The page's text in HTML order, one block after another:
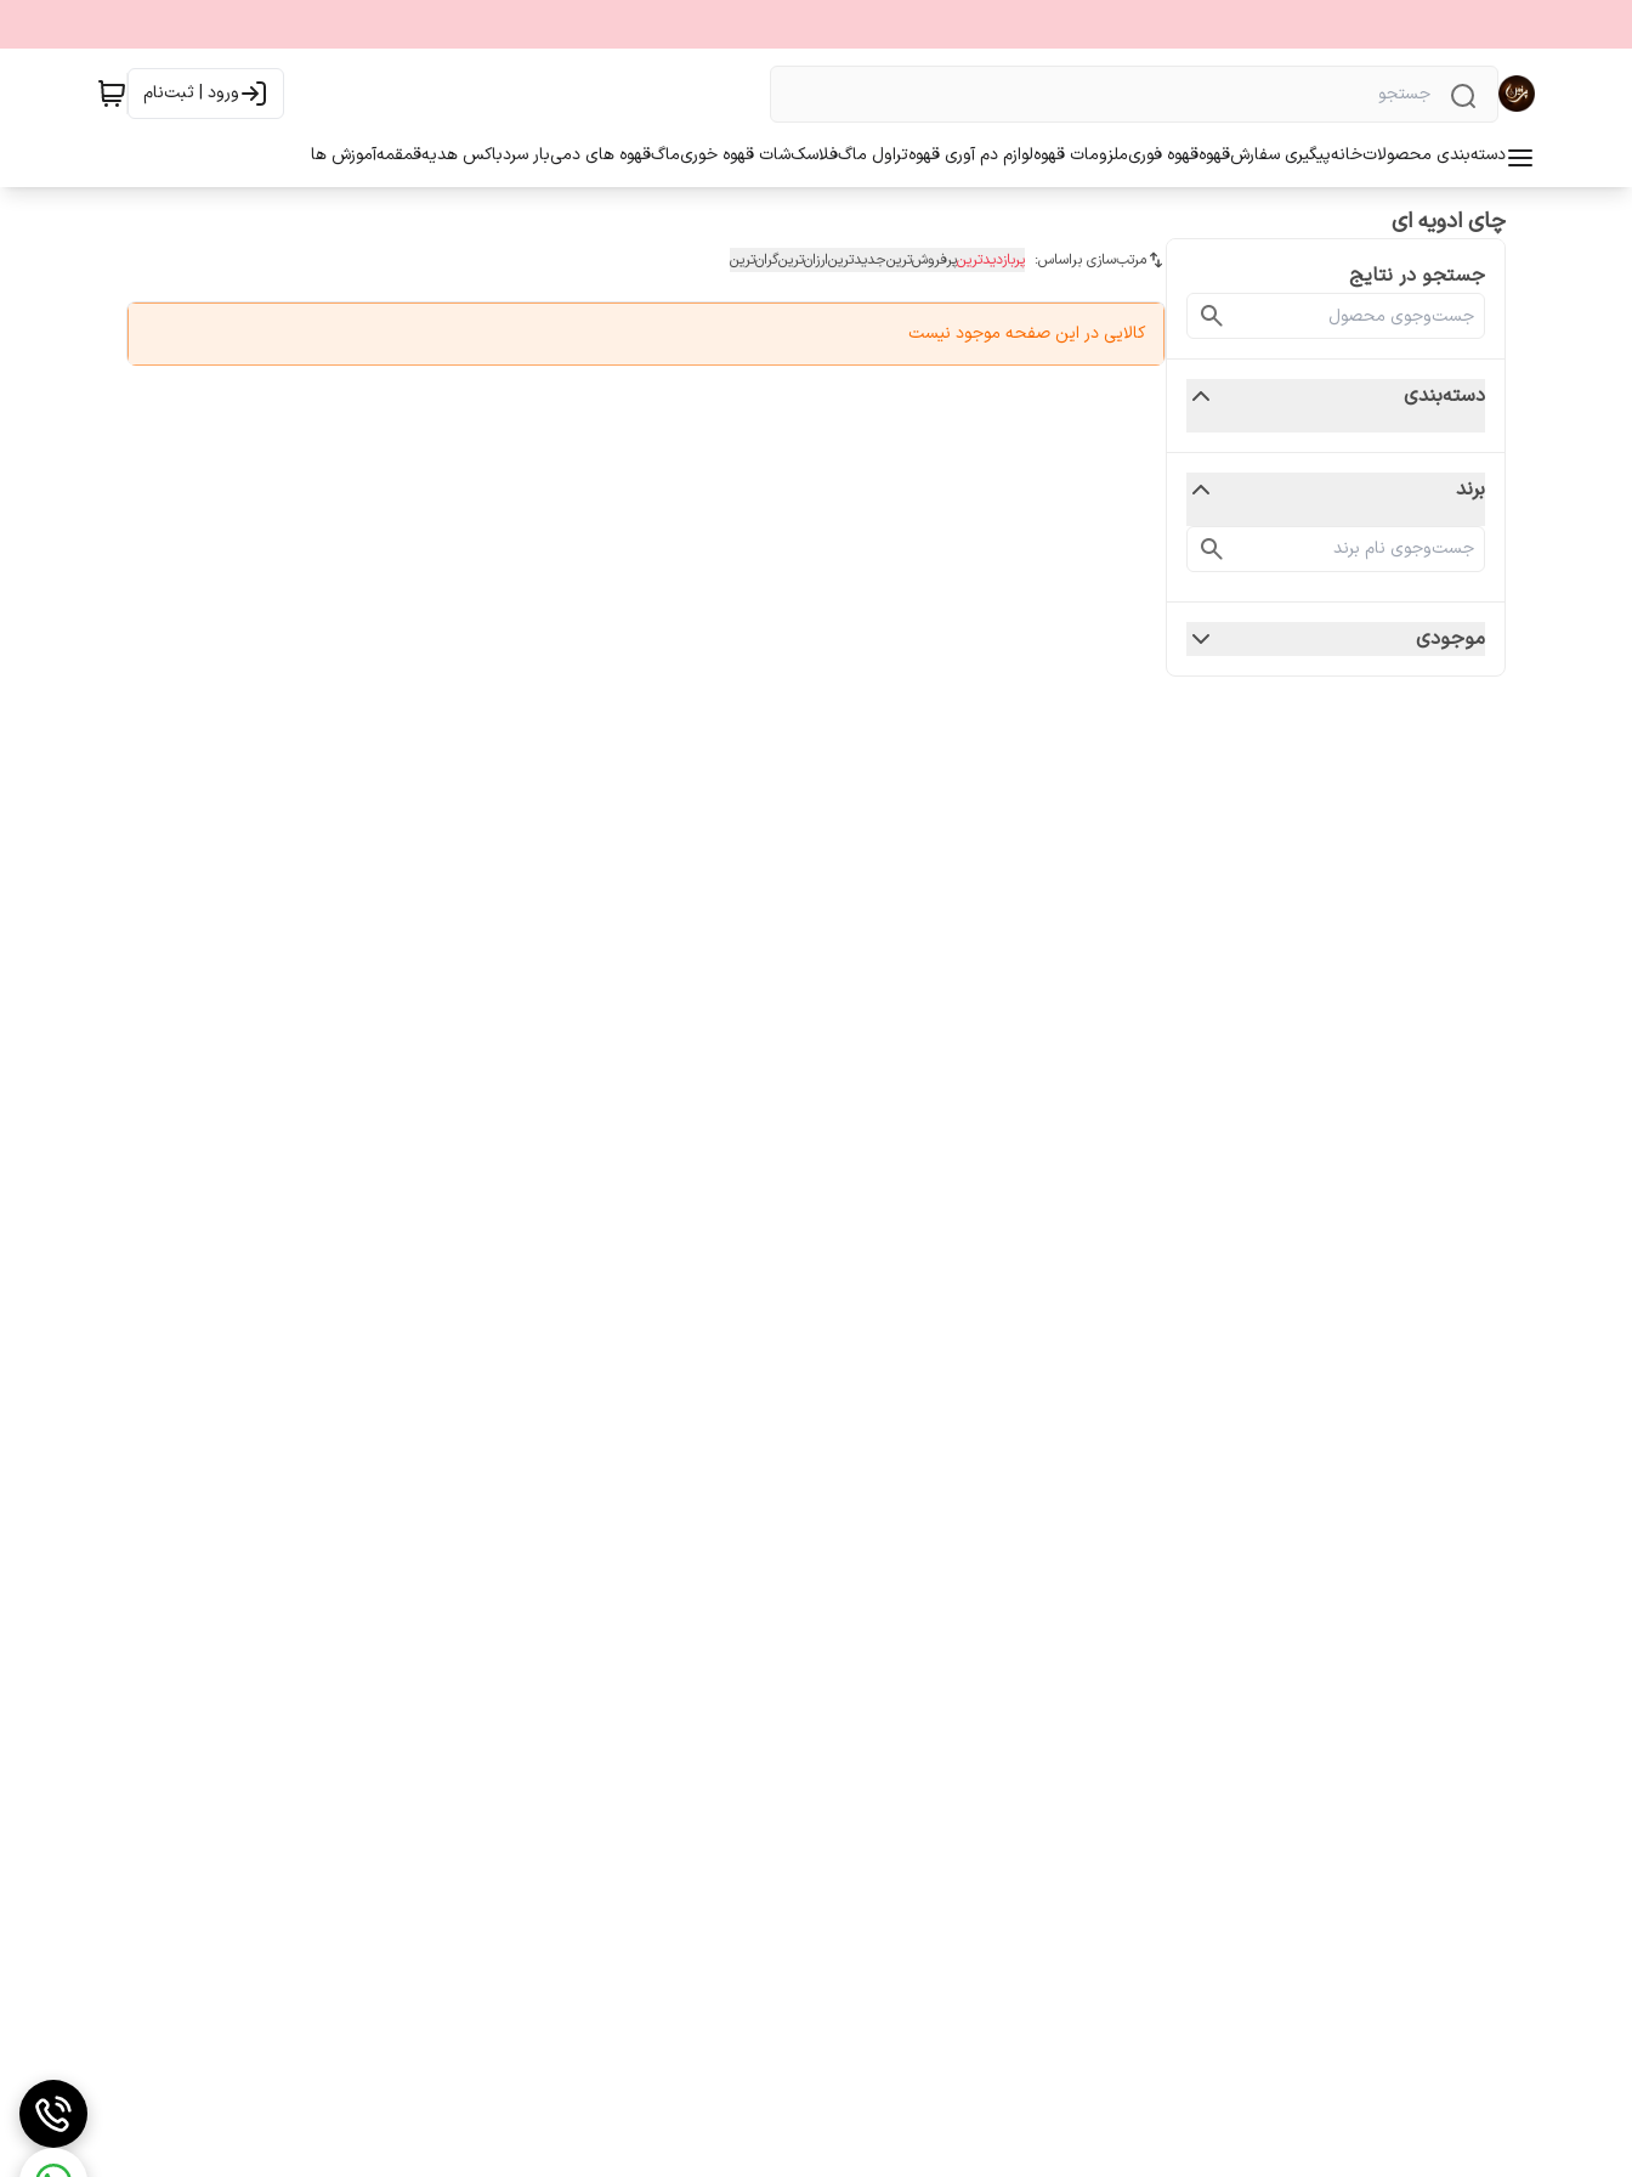
ورود | ثبت‌نام
دسته‌بندی محصولاتخانهپیگیری سفارشقهوهقهوه فوریملزومات قهوهلوازم دم آوری قهوهتراول ماگفلاسکشات قهوه خوریماگقهوه های دمیبار سردباکس هدیهقمقمهآموزش ها
چای ادویه ای
جستجو در نتایج
دسته‌بندی
برند
موجودی
مرتب‌سازی براساس: پربازدیدترینپرفروش‌ترینجدیدترینارزان‌ترینگران‌ترین
کالایی در این صفحه موجود نیست